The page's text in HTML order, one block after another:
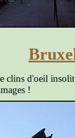
clins d'oeil
!